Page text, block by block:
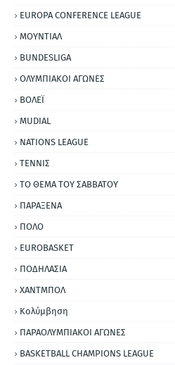
EUROPA CONFERENCE LEAGUE
ΜΟΥΝΤΙΑΛ
BUNDESLIGA
ΟΛΥΜΠΙΑΚΟΙ ΑΓΩΝΕΣ
ΒΟΛΕΪ
MUDIAL
NATIONS LEAGUE
ΤΕΝΝΙΣ
ΤΟ ΘΕΜΑ ΤΟΥ ΣΑΒΒΑΤΟΥ
ΠΑΡΑΞΕΝΑ
ΠΟΛΟ
EUROBASKET
ΠΟΔΗΛΑΣΙΑ
ΧΑΝΤΜΠΟΛ
Κολύμβηση
ΠΑΡΑΟΛΥΜΠΙΑΚΟΙ ΑΓΩΝΕΣ
BASKETBALL CHAMPIONS LEAGUE